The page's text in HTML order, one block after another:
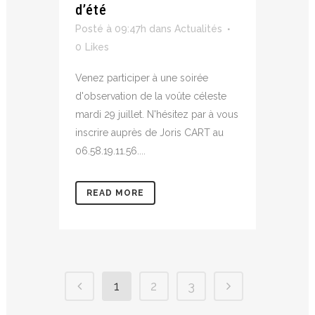
d’été
Posté à 09:47h dans Actualités
0 Likes
Venez participer à une soirée
d'observation de la voûte céleste
mardi 29 juillet. N'hésitez par à vous
inscrire auprès de Joris CART au
06.58.19.11.56....
READ MORE
1 2 3